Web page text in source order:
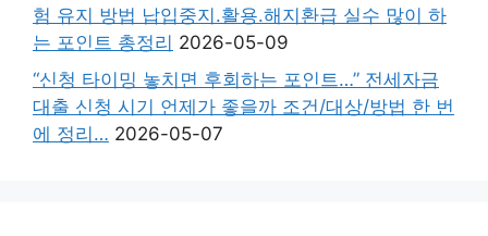
험 유지 방법 납입중지.활용.해지환급 실수 많이 하
는 포인트 총정리 2026-05-09
“신청 타이밍 놓치면 후회하는 포인트…” 전세자금
대출 신청 시기 언제가 좋을까 조건/대상/방법 한 번
에 정리… 2026-05-07